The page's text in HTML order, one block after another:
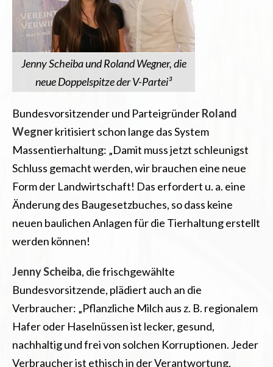
Jenny Scheiba und Roland Wegner, die
neue Doppelspitze der V-Partei³
Bundesvorsitzender und ParteigründerRoland
Wegnerkritisiert schon lange das System
Massentierhaltung: „Damit muss jetzt schleunigst
Schluss gemacht werden, wir brauchen eine neue
Form der Landwirtschaft! Das erfordert u. a. eine
Änderung des Baugesetzbuches, so dass keine
neuen baulichen Anlagen für die Tierhaltung erstellt
werden können!
Jenny Scheiba, die frischgewählte
Bundesvorsitzende, plädiert auch an die
Verbraucher: „Pflanzliche Milch aus z. B. regionalem
Hafer oder Haselnüssen ist lecker, gesund,
nachhaltig und frei von solchen Korruptionen. Jeder
Verbraucher ist ethisch in der Verantwortung,